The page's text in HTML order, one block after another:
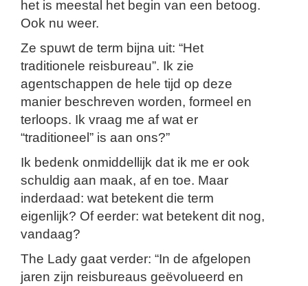
het is meestal het begin van een betoog.
Ook nu weer.
Ze spuwt de term bijna uit: “Het
traditionele reisbureau”. Ik zie
agentschappen de hele tijd op deze
manier beschreven worden, formeel en
terloops. Ik vraag me af wat er
“traditioneel” is aan ons?”
Ik bedenk onmiddellijk dat ik me er ook
schuldig aan maak, af en toe. Maar
inderdaad: wat betekent die term
eigenlijk? Of eerder: wat betekent dit nog,
vandaag?
The Lady gaat verder: “In de afgelopen
jaren zijn reisbureaus geëvolueerd en